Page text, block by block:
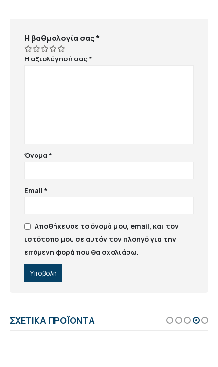
Η βαθμολογία σας*
Η αξιολόγησή σας*
Όνομα*
Email*
Αποθήκευσε το όνομά μου, email, και τον
ιστότοπο μου σε αυτόν τον πλοηγό για την
επόμενη φορά που θα σχολιάσω.
ΣΧΕΤΙΚΆ ΠΡΟΪΌΝΤΑ